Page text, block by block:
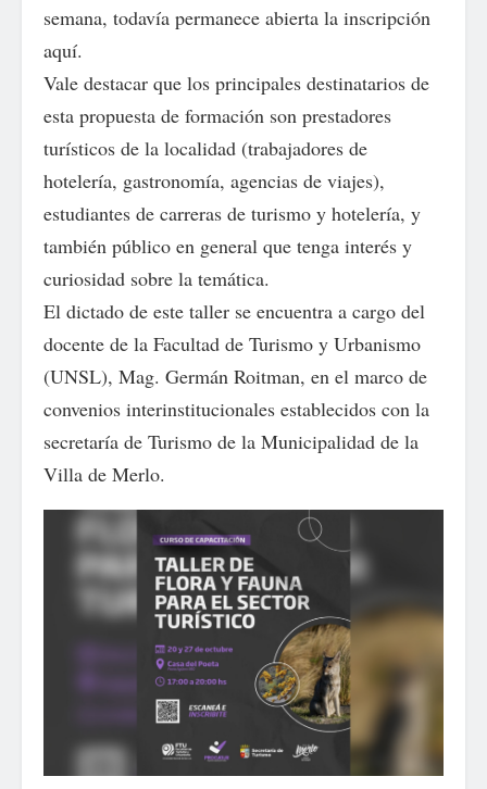
semana, todavía permanece abierta la inscripción
aquí.
Vale destacar que los principales destinatarios de
esta propuesta de formación son prestadores
turísticos de la localidad (trabajadores de
hotelería, gastronomía, agencias de viajes),
estudiantes de carreras de turismo y hotelería, y
también público en general que tenga interés y
curiosidad sobre la temática.
El dictado de este taller se encuentra a cargo del
docente de la Facultad de Turismo y Urbanismo
(UNSL), Mag. Germán Roitman, en el marco de
convenios interinstitucionales establecidos con la
secretaría de Turismo de la Municipalidad de la
Villa de Merlo.